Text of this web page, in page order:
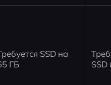
SSD на
ГБ